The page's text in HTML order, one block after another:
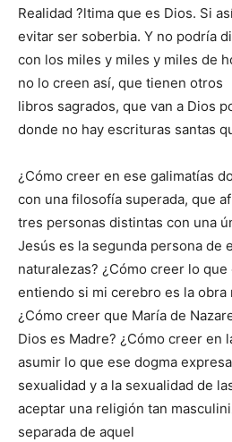
Realidad ?ltima que es Dios. Si
evitar ser soberbia. Y no podría
con los miles y miles y miles de
no lo creen así, que tienen otros
libros sagrados, que van a Dios
donde no hay escrituras santas
¿Cómo creer en ese galimatías
con una filosofía superada, que
tres personas distintas con una
Jesús es la segunda persona de
naturalezas? ¿Cómo creer lo
entiendo si mi cerebro es la obra
¿Cómo creer que María de
Dios es Madre? ¿Cómo creer en
asumir lo que ese dogma
sexualidad y a la sexualidad de
aceptar una religión tan
separada de aquel